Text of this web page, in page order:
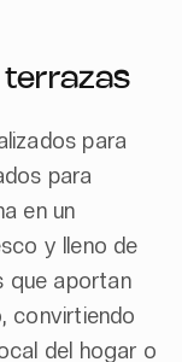
terrazas
para
para
en un
y lleno de
que aportan
convirtiendo
del hogar o